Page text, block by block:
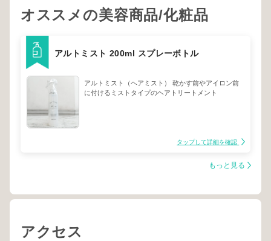
オススメの美容商品/化粧品
アルトミスト 200ml スプレーボトル
アルトミスト（ヘアミスト） 乾かす前やアイロン前
に付けるミストタイプのヘアトリートメント
タップして詳細を確認
もっと見る
アクセス